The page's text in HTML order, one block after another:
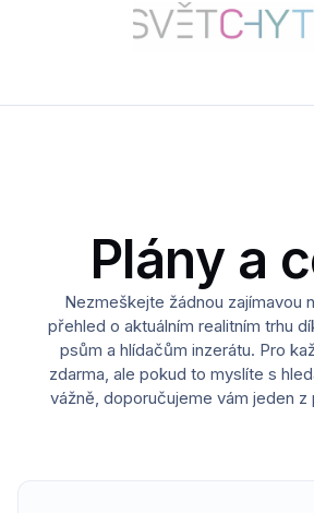
Plány a
Nezmeškejte žádnou zajímavou
přehled o aktuálním realitním trhu
psům a hlídačům inzerátu. Pro
zdarma, ale pokud to myslíte s
vážně, doporučujeme vám jeden z